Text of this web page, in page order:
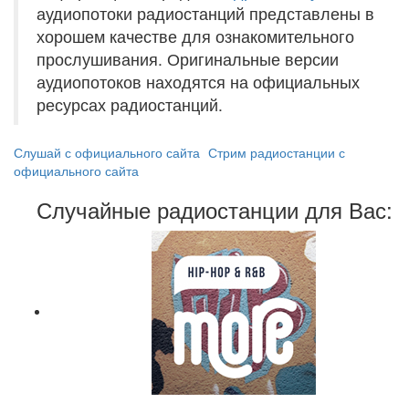
аудиопотоки радиостанций представлены в
хорошем качестве для ознакомительного
прослушивания. Оригинальные версии
аудиопотоков находятся на официальных
ресурсах радиостанций.
Слушай с официального сайта Стрим радиостанции с
официального сайта
Случайные радиостанции для Вас: